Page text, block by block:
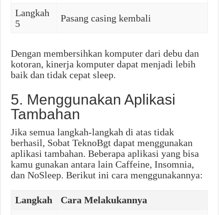
Langkah
5
Pasang casing kembali
Dengan membersihkan komputer dari debu dan
kotoran, kinerja komputer dapat menjadi lebih
baik dan tidak cepat sleep.
5. Menggunakan Aplikasi
Tambahan
Jika semua langkah-langkah di atas tidak
berhasil, Sobat TeknoBgt dapat menggunakan
aplikasi tambahan. Beberapa aplikasi yang bisa
kamu gunakan antara lain Caffeine, Insomnia,
dan NoSleep. Berikut ini cara menggunakannya:
Langkah
Cara Melakukannya